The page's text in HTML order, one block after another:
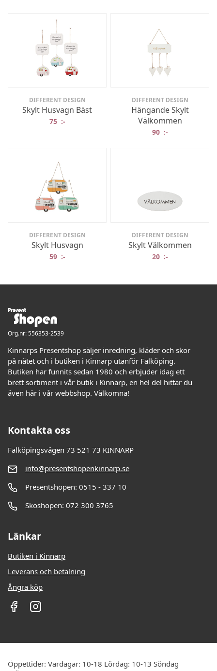
DIFFERENT DESIGN
Skylt Husvagn Bäst
75 :-
DIFFERENT DESIGN
Hängande Skylt
Välkommen
90 :-
DIFFERENT DESIGN
Skylt Husvagn
59 :-
DIFFERENT DESIGN
Skylt Välkommen
20 :-
Org.nr: 556353-2539
Kinnarps Presentshop säljer inredning, kläder och skor
på nätet och i butiken i Kinnarp utanför Falköping.
Butiken har funnits sedan 1980 och erbjuder idag ett
brett sortiment i vår butik i Kinnarp, en hel del hittar du
även här i vår webbshop. Välkomna!
Kontakta oss
Falköpingsvägen 73 521 73 KINNARP
info@presentshopenkinnarp.se
Presentshopen: 0515 - 337 10
Skoshopen: 072 300 3765
Länkar
Butiken i Kinnarp
Leverans och betalning
Ångra köp
Öppettider: Vardagar: 10-18 Lördag: 10-13 Söndag